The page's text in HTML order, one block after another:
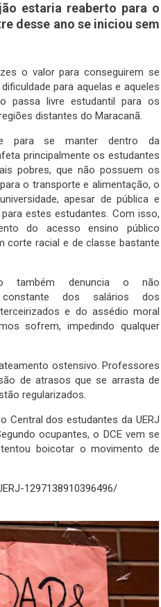
estaria reaberto para o
desse ano se iniciou sem
o valor para conseguirem se
para aquelas e aqueles
passa livre estudantil para os
distantes do Maracanã.
para se manter dentro da
principalmente os estudantes
pobres, que não possuem os
o transporte e alimentação, o
apesar de pública e
estes estudantes. Com isso,
do acesso ensino público
corte racial e de classe bastante
também denuncia o não
constante dos salários dos
e do assédio moral
sofrem, impedindo qualquer
ostensivo. Professores
de atrasos que se arrasta de
regularizados.
Central dos estudantes da UERJ
ocupantes, o DCE vem se
boicotar o movimento de
1297138910396496/